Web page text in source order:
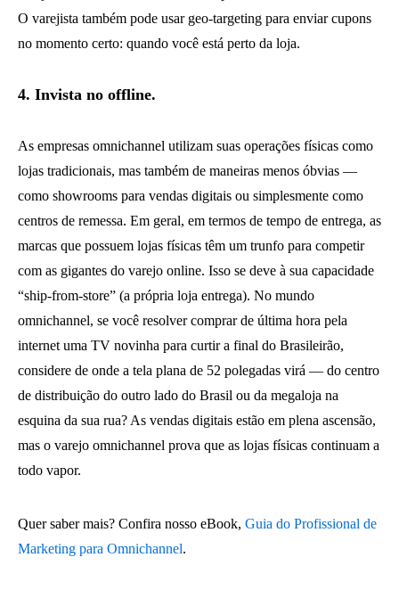
O varejista também pode usar geo-targeting para enviar cupons
no momento certo: quando você está perto da loja.
4. Invista no offline.
As empresas omnichannel utilizam suas operações físicas como
lojas tradicionais, mas também de maneiras menos óbvias —
como showrooms para vendas digitais ou simplesmente como
centros de remessa. Em geral, em termos de tempo de entrega, as
marcas que possuem lojas físicas têm um trunfo para competir
com as gigantes do varejo online. Isso se deve à sua capacidade
“ship-from-store” (a própria loja entrega). No mundo
omnichannel, se você resolver comprar de última hora pela
internet uma TV novinha para curtir a final do Brasileirão,
considere de onde a tela plana de 52 polegadas virá — do centro
de distribuição do outro lado do Brasil ou da megaloja na
esquina da sua rua? As vendas digitais estão em plena ascensão,
mas o varejo omnichannel prova que as lojas físicas continuam a
todo vapor.
Quer saber mais? Confira nosso eBook, Guia do Profissional de
Marketing para Omnichannel.